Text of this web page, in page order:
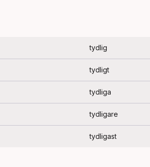
tydlig
tydligt
tydliga
tydligare
tydligast